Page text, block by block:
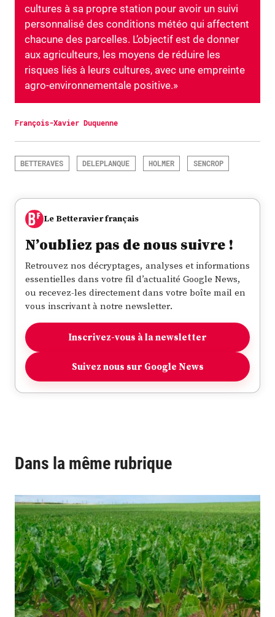
cultures à sa propre station pour avoir un suivi
personnalisé des conditions météo qui affectent
chacune des parcelles. L’objectif est de donner
aux agriculteurs, les moyens de réduire les
risques liés à leurs cultures, avec une empreinte
agro-environnementale positive.»
François-Xavier Duquenne
BETTERAVES DELEPLANQUE HOLMER SENCROP
Le Betteravier français
N’oubliez pas de nous suivre !
Retrouvez nos décryptages, analyses et informations
essentielles dans votre fil d’actualité Google News,
ou recevez-les directement dans votre boîte mail en
vous inscrivant à notre newsletter.
Inscrivez-vous à la newsletter
Suivez nous sur Google News
Dans la même rubrique